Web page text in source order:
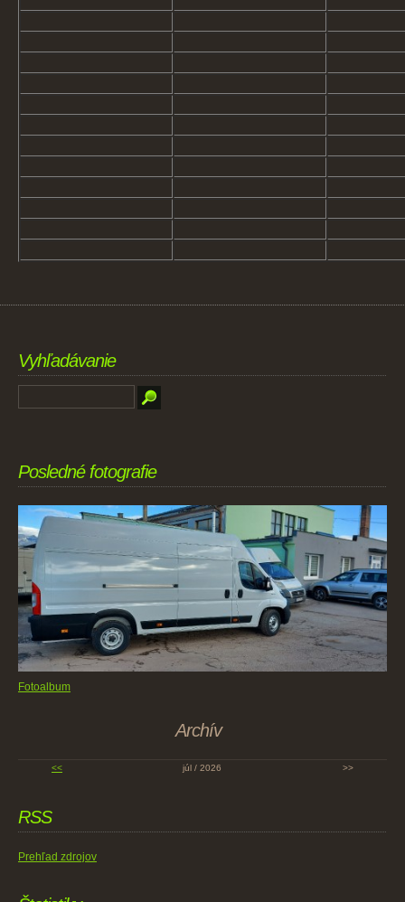
Vyhľadávanie
Posledné fotografie
Fotoalbum
Archív
<< júl / 2026 >>
RSS
Prehľad zdrojov